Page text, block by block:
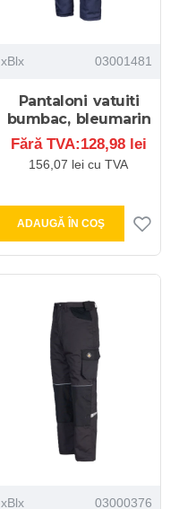
xBlx 03001481
Pantaloni vatuiti
bumbac, bleumarin
Fără TVA:128,98 lei
156,07 lei cu TVA
ADAUGĂ ÎN COŞ
xBlx 03000376